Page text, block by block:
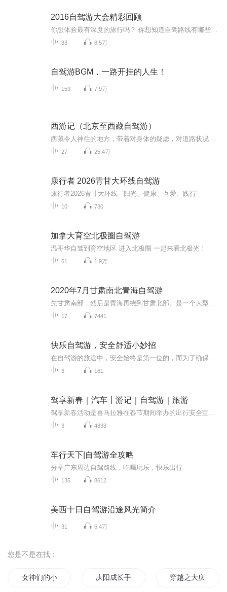
2016自驾游大会精彩回顾
33 8.5万
自驾游BGM，一路开挂的人生！
159 7.9万
西游记（北京至西藏自驾游）
27 25.4万
康行者 2026青甘大环线自驾游
康行者2026青甘大环线 “阳光、健康、互爱、践行”
10 730
加拿大育空北极圈自驾游
温哥华自驾到育空地区 进入北极圈 一起来看北极光！
61 1.9万
2020年7月甘肃南北青海自驾游
17 7441
快乐自驾游，安全舒适小妙招
3 161
驾享新春｜汽车丨游记｜自驾游｜旅游
3 4833
车行天下|自驾游全攻略
分享广东周边自驾路线，吃喝玩乐，快乐出行
135 8612
美西十日自驾游沿途风光简介
31 6.4万
您是不是在找：
女神们的小代驾 庆阳成长手札 穿越之大庆帝国